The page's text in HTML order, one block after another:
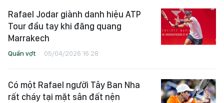
Rafael Jodar giành danh hiệu ATP
Tour đầu tay khi đăng quang
Marrakech
Quần vợt 05/04/2026 16:28
Có một Rafael người Tây Ban Nha
rất cháy tại mặt sân đất nện